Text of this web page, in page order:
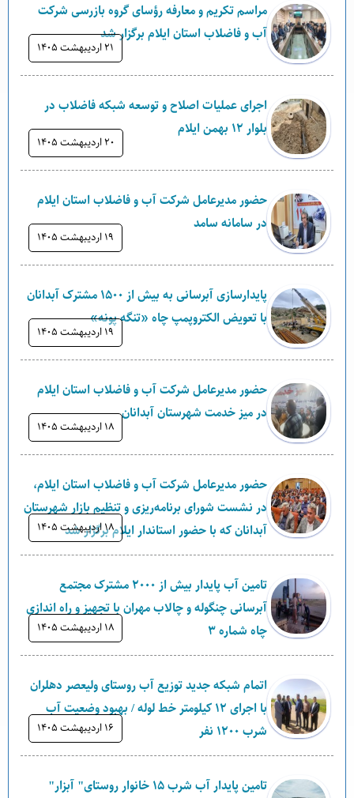
مراسم تکریم و معارفه رؤسای گروه بازرسی شرکت
آب و فاضلاب استان ایلام برگزار شد
۲۱ ارديبهشت ۱۴۰۵
اجرای عملیات اصلاح و توسعه شبکه فاضلاب در
بلوار ۱۲ بهمن ایلام
۲۰ ارديبهشت ۱۴۰۵
حضور مدیرعامل شرکت آب و فاضلاب استان ایلام
در سامانه سامد
۱۹ ارديبهشت ۱۴۰۵
پایدارسازی آبرسانی به بیش از ۱۵۰۰ مشترک آبدانان
با تعویض الکتروپمپ چاه «تنگه پونه»
۱۹ ارديبهشت ۱۴۰۵
حضور مدیرعامل شرکت آب و فاضلاب استان ایلام
در میز خدمت شهرستان آبدانان
۱۸ ارديبهشت ۱۴۰۵
حضور مدیرعامل شرکت آب و فاضلاب استان ایلام،
در نشست شورای برنامه‌ریزی و تنظیم بازار شهرستان
آبدانان که با حضور استاندار ایلام برگزار شد
۱۸ ارديبهشت ۱۴۰۵
تامین آب پایدار بیش از ۲۰۰۰ مشترک مجتمع
آبرسانی چنگوله و چالاب مهران با تجهیز و راه اندازی
چاه شماره ۳
۱۸ ارديبهشت ۱۴۰۵
اتمام شبکه جدید توزیع آب روستای ولیعصر دهلران
با اجرای ۱۲ کیلومتر خط لوله / بهبود وضعیت آب
شرب ۱۲۰۰ نفر
۱۶ ارديبهشت ۱۴۰۵
تامین پایدار آب شرب ۱۵ خانوار روستای" آبزار"